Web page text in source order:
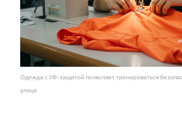
Одежда с УФ-защитой позволяет тренироваться
улице